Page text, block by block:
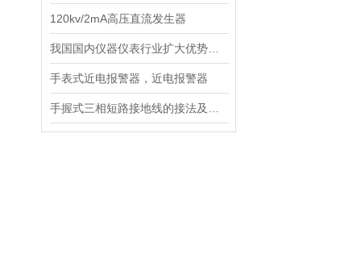
120kv/2mA高压直流发生器
手表式近电报警器，近电报警器